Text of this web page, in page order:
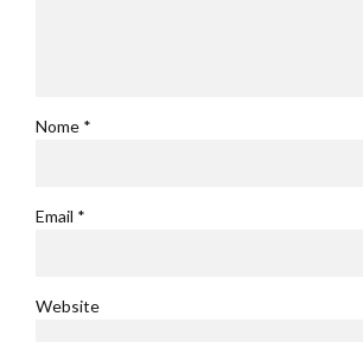
Nome *
Email *
Website